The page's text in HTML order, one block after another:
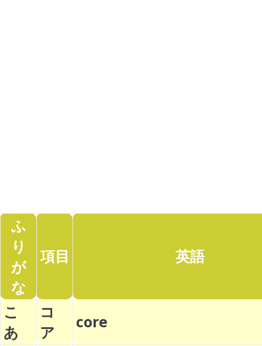
ふ
り
が
な
項目 英語
こ
あ
コ
ア
core